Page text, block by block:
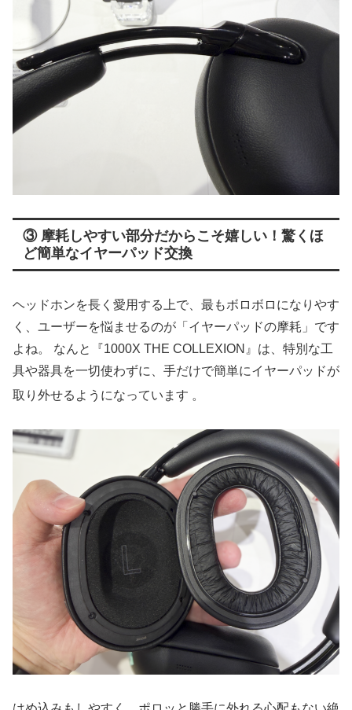
③ 摩耗しやすい部分だからこそ嬉しい！驚くほ
ど簡単なイヤーパッド交換
ヘッドホンを長く愛用する上で、最もボロボロになりやす
く、ユーザーを悩ませるのが「イヤーパッドの摩耗」です
よね。 なんと『1000X THE COLLEXION』は、特別な工
具や器具を一切使わずに、手だけで簡単にイヤーパッドが
取り外せるようになっています 。